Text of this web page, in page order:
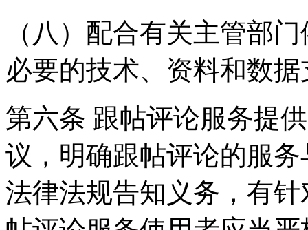
（八）配合有关主管部
必要的技术、资料和数
第六条 跟帖评论服务提
议，明确跟帖评论的服
法律法规告知义务，有